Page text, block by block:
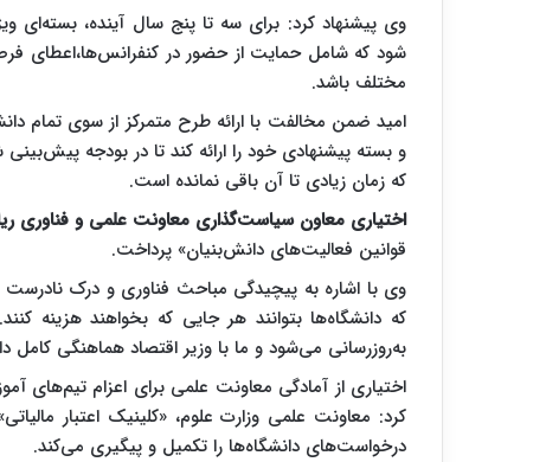
وی پیشنهاد کرد: برای سه تا پنج سال آینده، بسته‌ای
شود که شامل حمایت از حضور در کنفرانس‌ها،اعطای
مختلف باشد.
امید ضمن مخالفت با ارائه طرح متمرکز از سوی تمام
و بسته پیشنهادی خود را ارائه کند تا در بودجه
که زمان زیادی تا آن باقی نمانده است.
اختیاری معاون سیاست‌گذاری معاونت علمی و فناوری
قوانین فعالیت‌های دانش‌بنیان» پرداخت.
وی با اشاره به پیچیدگی مباحث فناوری و درک نادرست
که دانشگاه‌ها بتوانند هر جایی که بخواهند هزینه
به‌روزرسانی می‌شود و ما با وزیر اقتصاد هماهنگی کامل
اختیاری از آمادگی معاونت علمی برای اعزام تیم‌های
کرد: معاونت علمی وزارت علوم، «کلینیک اعتبار
درخواست‌های دانشگاه‌ها را تکمیل و پیگیری می‌کند.